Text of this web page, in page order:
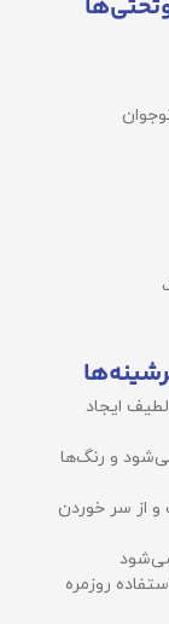
ایجاد
و رنگ‌ها
و از سر خوردن
روزمره